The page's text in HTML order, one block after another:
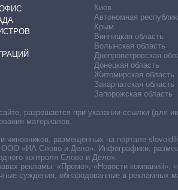
Киев
Автономная
Крым
Винницкая область
Волынская область
Днепропетровская
Донецкая область
Житомирская область
Закарпатская область
Запорожская область
разрешается при указании ссылки (для
материалов.
размещенных на портале
«ИА Слово и Дело». Инфографики,
контроля Слово и Дело».
рекламы: «Промо», «Новости компаний»,
суждения, обнародованные в рекламных